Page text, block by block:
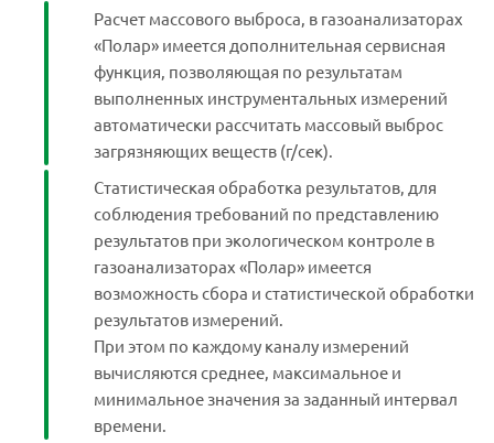
Расчет массового выброса, в газоанализаторах
«Полар» имеется дополнительная сервисная
функция, позволяющая по результатам
выполненных инструментальных измерений
автоматически рассчитать массовый выброс
загрязняющих веществ (г/сек).
Статистическая обработка результатов, для
соблюдения требований по представлению
результатов при экологическом контроле в
газоанализаторах «Полар» имеется
возможность сбора и статистической обработки
результатов измерений.
При этом по каждому каналу измерений
вычисляются среднее, максимальное и
минимальное значения за заданный интервал
времени.